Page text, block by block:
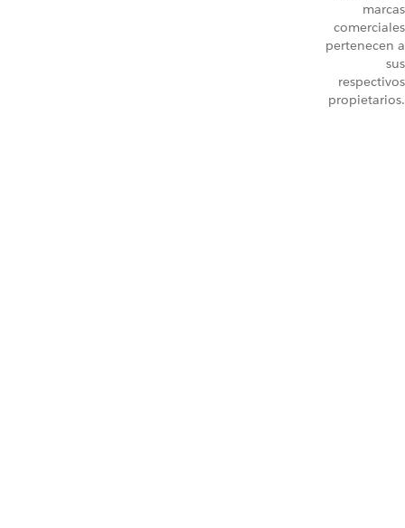
marcas
comerciales
pertenecen a
sus
respectivos
propietarios.